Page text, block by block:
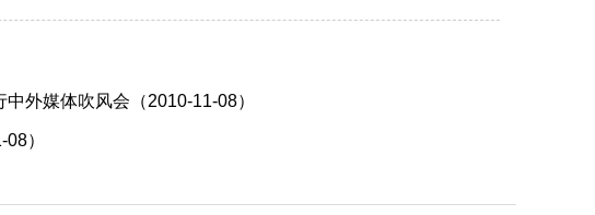
外媒体吹风会（2010-11-08）
）